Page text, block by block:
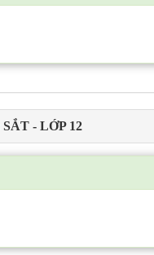
SẮT - LỚP 12